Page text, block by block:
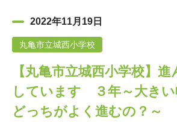
設立趣意書
沿革 40年史デ
中谷財
40年史別
中谷財団事業紹介
神戸賞 長期大
研究助成 交流助成
中谷財団動画紹介
その他情報
その他情報
個人情
お問い合わせ
2022年11月19日
丸亀市立城西小学校
【丸亀市立城西小学校】
しています ３年～大きい
どっちがよく進むの？～